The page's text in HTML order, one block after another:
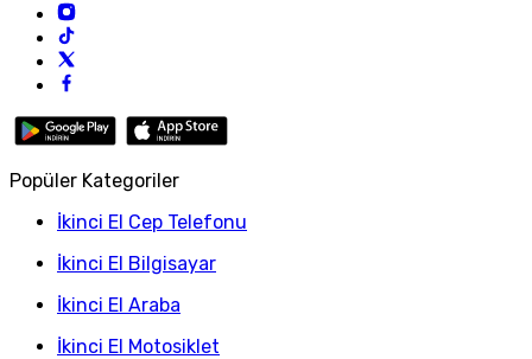
Popüler Kategoriler
İkinci El Cep Telefonu
İkinci El Bilgisayar
İkinci El Araba
İkinci El Motosiklet